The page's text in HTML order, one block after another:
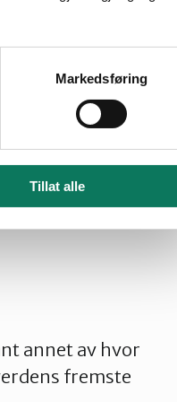
Markedsføring
Tillat alle
nedbør. Det
områder.FNs
vil rammes
annet av hvor
fremste